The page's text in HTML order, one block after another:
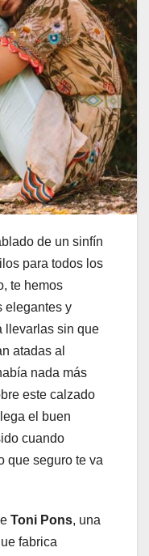
de un sinfín
para todos los
te hemos
elegantes y
llevarlas sin que
atadas al
nada más
este calzado
el buen
cuando
que seguro te va
Toni Pons, una
fabrica